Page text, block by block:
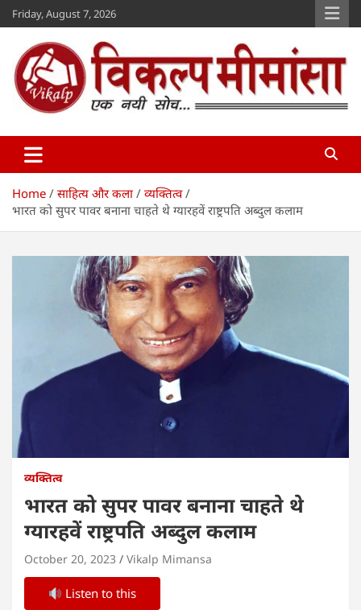
Skip
to
content
Friday, August 7, 2026
Vikalp Mimansa
Home साहित्य और कला
व्यक्तित्व
भारत को सुपर पावर बनाना चाहते थे ग्यारहवें राष्ट्रपति अब्दुल कलाम
व्यक्तित्व
भारत को सुपर पावर बनाना चाहते थे
ग्यारहवें राष्ट्रपति अब्दुल कलाम
October 20, 2023 Vikalp Mimansa
Listen to this